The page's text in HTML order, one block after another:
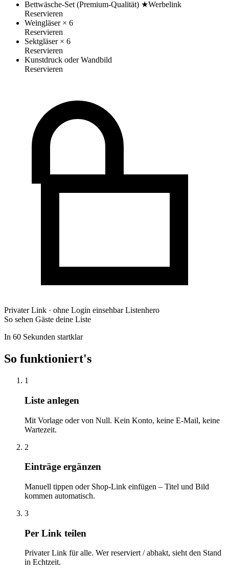
Bettwäsche-Set (Premium-Qualität) ★Werbelink
Reservieren
Weingläser × 6
Reservieren
Sektgläser × 6
Reservieren
Kunstdruck oder Wandbild
Reservieren
Privater Link · ohne Login einsehbarListenhero
So sehen Gäste deine Liste
In 60 Sekunden startklar
So funktioniert's
1
Liste anlegen
Mit Vorlage oder von Null. Kein Konto, keine E-Mail, keine
Wartezeit.
2
Einträge ergänzen
Manuell tippen oder Shop-Link einfügen – Titel und Bild
kommen automatisch.
3
Per Link teilen
Privater Link für alle. Wer reserviert / abhakt, sieht den Stand
in Echtzeit.